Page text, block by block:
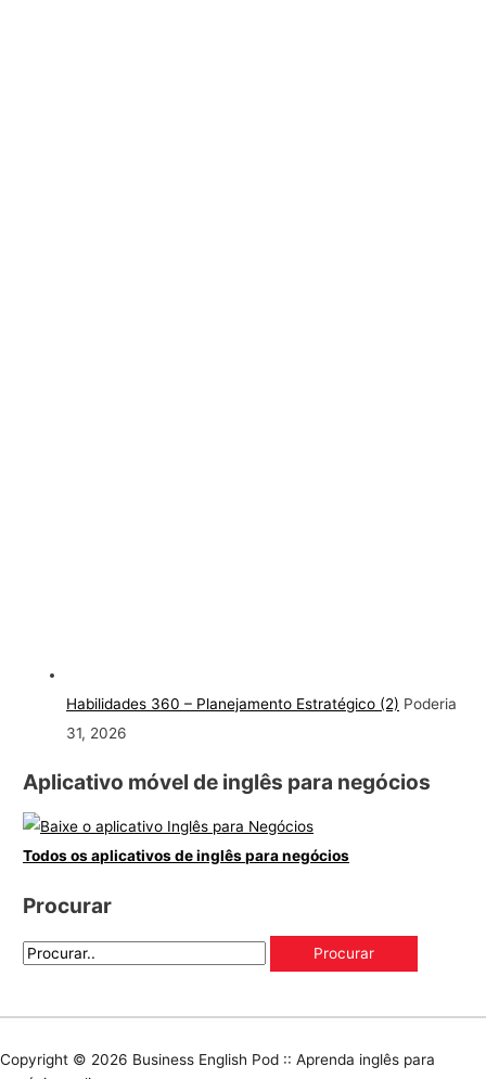
Habilidades 360 – Planejamento Estratégico (2) Poderia
31, 2026
Aplicativo móvel de inglês para negócios
Todos os aplicativos de inglês para negócios
Procurar
Copyright © 2026 Business English Pod :: Aprenda inglês para